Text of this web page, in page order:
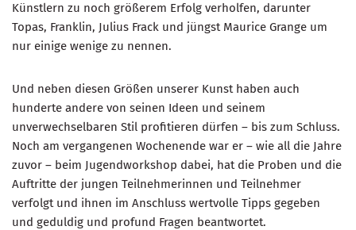
Künstlern zu noch größerem Erfolg verholfen, darunter
Topas, Franklin, Julius Frack und jüngst Maurice Grange um
nur einige wenige zu nennen.
Und neben diesen Größen unserer Kunst haben auch
hunderte andere von seinen Ideen und seinem
unverwechselbaren Stil profitieren dürfen – bis zum Schluss.
Noch am vergangenen Wochenende war er – wie all die Jahre
zuvor – beim Jugendworkshop dabei, hat die Proben und die
Auftritte der jungen Teilnehmerinnen und Teilnehmer
verfolgt und ihnen im Anschluss wertvolle Tipps gegeben
und geduldig und profund Fragen beantwortet.